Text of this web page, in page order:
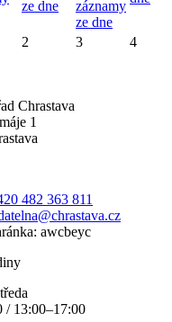
ze dne
záznamy
ze dne
2 3 4
Chrastava
1
482 363 811
awcbeyc
/ 13:00–17:00